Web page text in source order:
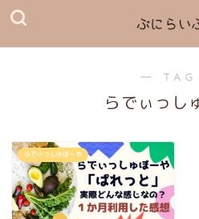
―
らでぃっし
らでぃっしゅぼーや